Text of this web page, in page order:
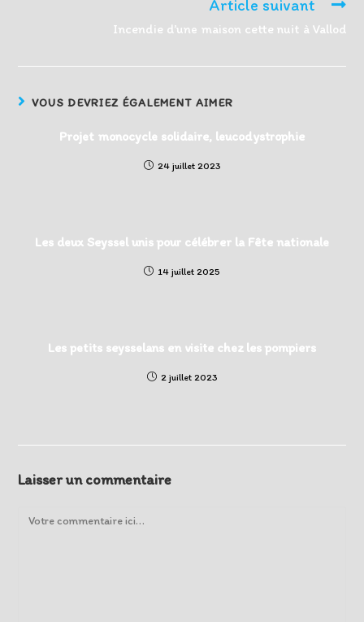
Article suivant
Incendie d’une maison cette nuit à Vallod
VOUS DEVRIEZ ÉGALEMENT AIMER
Projet monocycle solidaire, leucodystrophie
24 juillet 2023
Les deux Seyssel unis pour célébrer la Fête nationale
14 juillet 2025
Les petits seysselans en visite chez les pompiers
2 juillet 2023
Laisser un commentaire
Comment